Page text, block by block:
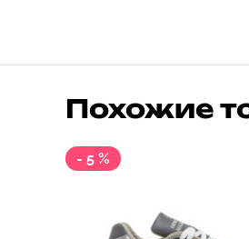
Похожие
- 5 %